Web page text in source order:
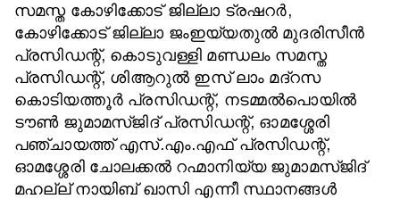
സമസ്ത കോഴിക്കോട് ജില്ലാ ട്രഷറര്‍,
കോഴിക്കോട് ജില്ലാ ജംഇയ്യതുല്‍ മുദരിസീന്‍
പ്രസിഡന്റ്, കൊടുവള്ളി മണ്ഡലം സമസ്ത
പ്രസിഡന്റ്, ശിആറുല്‍ ഇസ് ലാം മദ്‌റസ
കൊടിയത്തൂര്‍ പ്രസിഡന്റ്, നടമ്മല്‍പൊയില്‍
ടൗണ്‍ ജുമാമസ്ജിദ് പ്രസിഡന്റ്, ഓമശ്ശേരി
പഞ്ചായത്ത് എസ്.എം.എഫ് പ്രസിഡന്റ്,
ഓമശ്ശേരി ചോലക്കല്‍ റഹ്മാനിയ്യ ജുമാമസ്ജിദ്
മഹല്ല് നായിബ് ഖാസി എന്നീ സ്ഥാനങ്ങള്‍